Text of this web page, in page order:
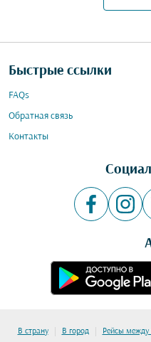
Быстрые ссылки
FAQs
Обратная связь
Контакты
В страну | В город | Рейсы между